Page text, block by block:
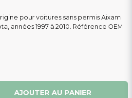
pour voitures sans permis Aixam
années 1997 à 2010. Référence OEM
AJOUTER AU PANIER